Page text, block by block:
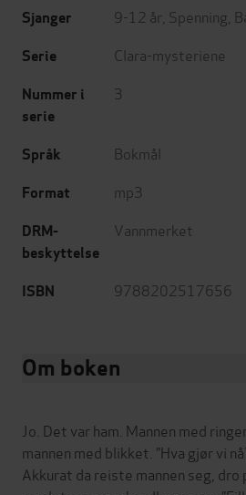
Sjanger 9-12 år Spenning
Serie Clara-mysteriene
Nummer i
serie
3
Språk Bokmål
Format mp3
DRM-
beskyttelse
Vannmerket
ISBN 9788202517656
Om boken
Jo. Det var ham. Mannen med
mannen med blikket. ”Hva gjør vi
Akkurat da reiste mannen seg, dro